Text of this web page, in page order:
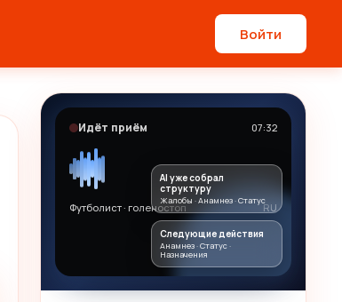
Войти
Идёт приём 07:32
Футболист · голеностоп RU
AI уже собрал
структуру
Жалобы · Анамнез · Статус
Следующие действия
Анамнез · Статус ·
Назначения